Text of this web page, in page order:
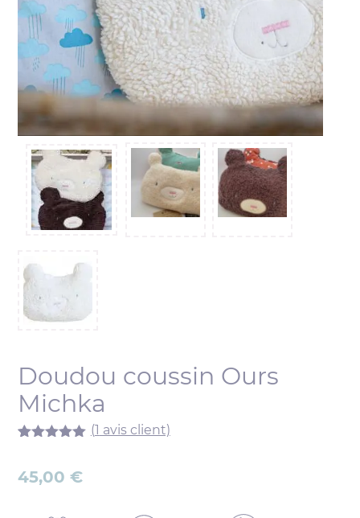
Doudou coussin Ours
Michka
basé sur
notation
(1 avis client)
45,00€